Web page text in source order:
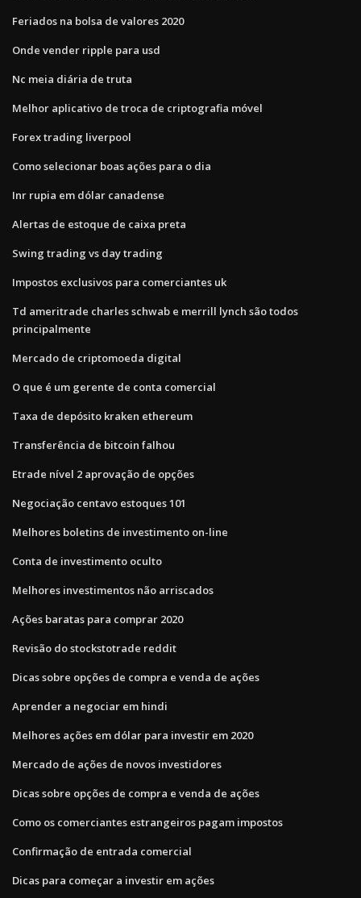
Feriados na bolsa de valores 2020
Onde vender ripple para usd
Nc meia diária de truta
Melhor aplicativo de troca de criptografia móvel
Forex trading liverpool
Como selecionar boas ações para o dia
Inr rupia em dólar canadense
Alertas de estoque de caixa preta
Swing trading vs day trading
Impostos exclusivos para comerciantes uk
Td ameritrade charles schwab e merrill lynch são todos
principalmente
Mercado de criptomoeda digital
O que é um gerente de conta comercial
Taxa de depósito kraken ethereum
Transferência de bitcoin falhou
Etrade nível 2 aprovação de opções
Negociação centavo estoques 101
Melhores boletins de investimento on-line
Conta de investimento oculto
Melhores investimentos não arriscados
Ações baratas para comprar 2020
Revisão do stockstotrade reddit
Dicas sobre opções de compra e venda de ações
Aprender a negociar em hindi
Melhores ações em dólar para investir em 2020
Mercado de ações de novos investidores
Dicas sobre opções de compra e venda de ações
Como os comerciantes estrangeiros pagam impostos
Confirmação de entrada comercial
Dicas para começar a investir em ações